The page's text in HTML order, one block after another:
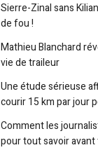
Sierre-Zinal sans
de fou !
Mathieu Blanchard
vie de traileur
Une étude sérieuse
courir 15 km par jour
Comment les
pour tout savoir